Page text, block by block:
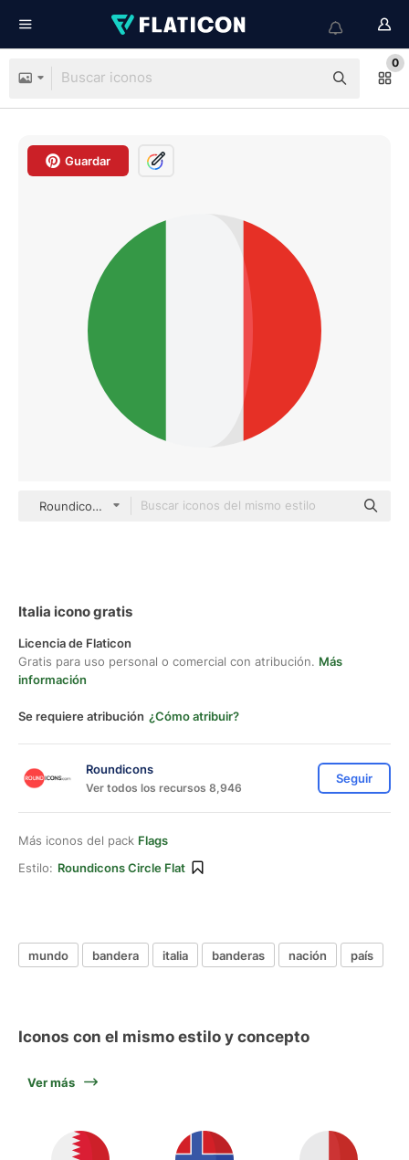
0
Guardar
Roundicons Circle flat
Italia icono gratis
Licencia de Flaticon
Gratis para uso personal o comercial con atribución. Más
información
Se requiere atribución ¿Cómo atribuir?
Roundicons
Ver todos los recursos 8,946
Seguir
Más iconos del pack Flags
Estilo: Roundicons Circle Flat
mundo bandera italia banderas nación país
Iconos con el mismo estilo y concepto
Ver más